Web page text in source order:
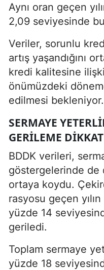
Aynı oran geçen
2,09 seviyesinde
Veriler, sorunlu
artış yaşandığını
kredi kalitesine
önümüzdeki
edilmesi bekleniyor.
SERMAYE
GERILEME
BDDK verileri,
göstergelerinde de
ortaya koydu.
rasyosu geçen
yüzde 14
geriledi.
Toplam sermaye
yüzde 18